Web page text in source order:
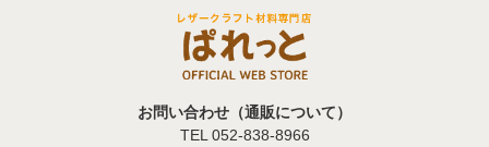
お問い合わせ（通販について）
TEL 052-838-8966